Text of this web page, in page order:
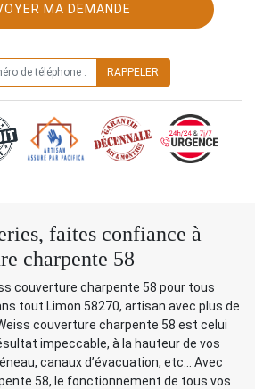
faites confiance à
charpente 58
couverture charpente 58 pour tous
tout Limon 58270, artisan avec plus de
couverture charpente 58 est celui
impeccable, à la hauteur de vos
canaux d’évacuation, etc… Avec
58, le fonctionnement de tous vos